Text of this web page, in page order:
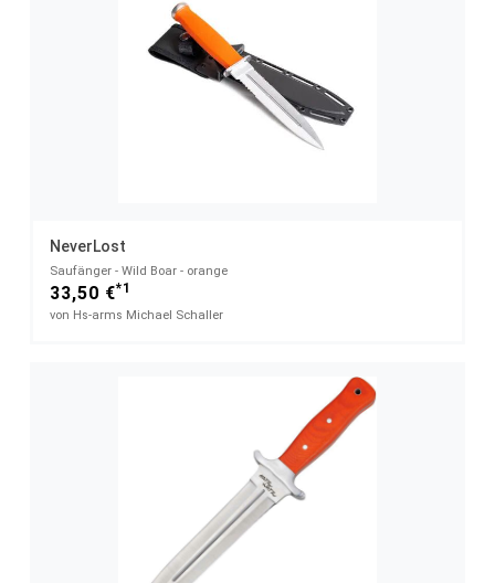
NeverLost
Saufänger - Wild Boar - orange
33,50 €*1
von Hs-arms Michael Schaller